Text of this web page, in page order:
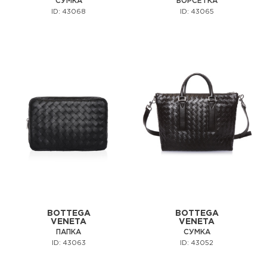
ID: 43068 ID: 43065
BOTTEGA
VENETA
ПАПКА
ID: 43063
BOTTEGA
VENETA
СУМКА
ID: 43052